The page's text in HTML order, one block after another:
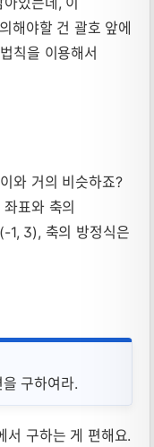
해야할 건 괄호 앞에
칙을 이용해서
와 거의 비슷하죠?
표와 축의
1, 3), 축의 방정식은
구하여라.
서 구하는 게 편해요.